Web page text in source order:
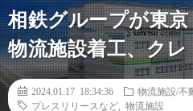
相鉄グループが東
物流施設着工、ク
2024.01.17 18:34:36
物流施設/不
プレスリリースなど
物流施設